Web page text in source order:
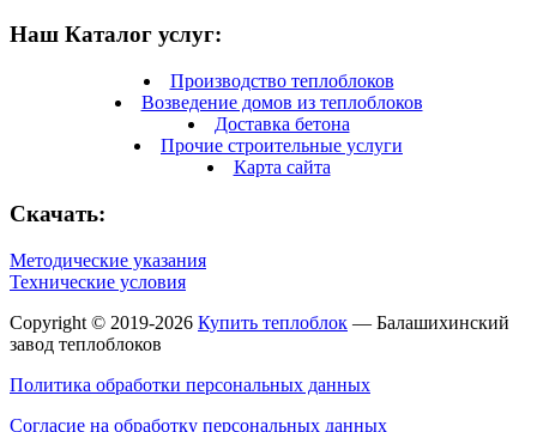
Наш Каталог услуг:
Производство теплоблоков
Возведение домов из теплоблоков
Доставка бетона
Прочие строительные услуги
Карта сайта
Скачать:
Методические указания
Технические условия
Copyright © 2019-2026 Купить теплоблок — Балашихинский
завод теплоблоков
Политика обработки персональных данных
Согласие на обработку персональных данных